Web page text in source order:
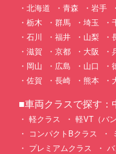
北海道 青森 岩手
栃木
群馬 埼玉
石川
福井 山梨
滋賀
京都 大阪
岡山
広島 山口
佐賀
長崎 熊本
■車両クラスで探す：
軽クラス 軽VT（バ
コンパクトBクラス
プレミアムクラス